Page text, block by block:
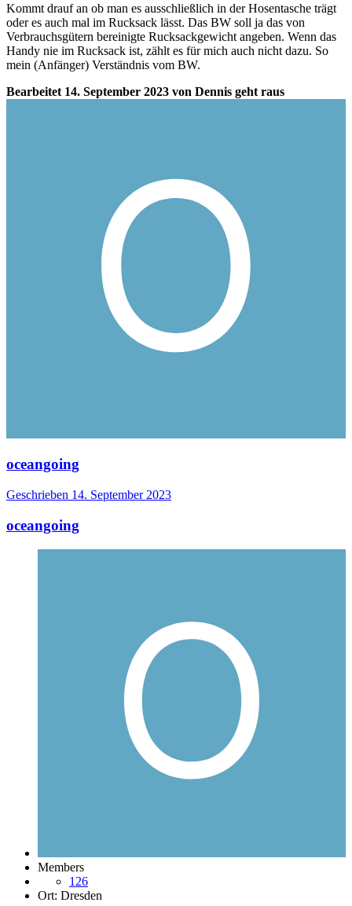
Kommt drauf an ob man es ausschließlich in der Hosentasche trägt
oder es auch mal im Rucksack lässt. Das BW soll ja das von
Verbrauchsgütern bereinigte Rucksackgewicht angeben. Wenn das
Handy nie im Rucksack ist, zählt es für mich auch nicht dazu. So
mein (Anfänger) Verständnis vom BW.
Bearbeitet 14. September 2023 von Dennis geht raus
oceangoing
Geschrieben 14. September 2023
oceangoing
Members
126
Ort: Dresden